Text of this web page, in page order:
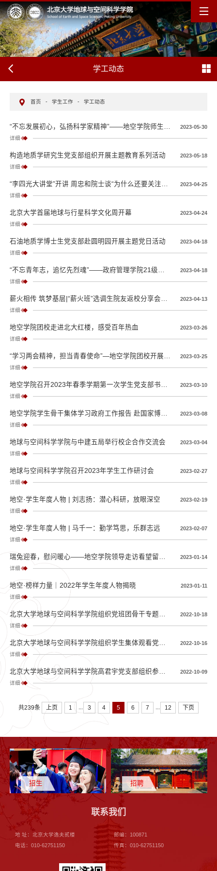
学工动态
首页 - 学生工作 - 学工动态
2023-05-30
详细
构造地质学研究生党支部组织开展主题教育系列活动
2023-05-18
详细
2023-04-25
详细
​北京大学首届地球与行星科学文化周开幕
2023-04-24
详细
石油地质学博士生党支部赴圆明园开展主题党日活动
2023-04-18
详细
2023-04-18
详细
2023-04-13
详细
地空学院团校走进北大红楼，感受百年热血
2023-03-26
详细
2023-03-25
详细
2023-03-10
详细
2023-03-08
详细
地球与空间科学学院与中建五局举行校企合作交流会
2023-03-04
详细
地球与空间科学学院召开2023年学生工作研讨会
2023-02-27
详细
地空·学生年度人物 | 刘志扬：潜心科研，放眼深空
2023-02-19
详细
地空·学生年度人物 | 马千一：勤学笃思，乐群志远
2023-02-07
详细
2023-01-14
详细
地空·榜样力量｜2022年学生年度人物揭晓
2023-01-11
详细
2022-10-18
详细
2022-10-16
详细
2022-10-09
详细
共239条 上页 1 ... 3 4 5 6 7 ... 12 下页
招生 招聘
联系我们
地 址：北京大学逸夫贰楼
邮编：100871
电话：010-62751150
传真：010-62751150